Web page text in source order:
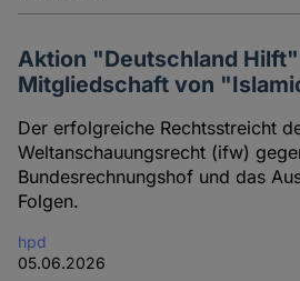
Aktion "Deutschland
Mitgliedschaft von
Der erfolgreiche Rechtsstreicht
Weltanschauungsrecht (ifw)
Bundesrechnungshof und das
Folgen.
hpd
05.06.2026